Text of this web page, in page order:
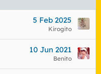
5 Feb 2025
Kirogito
10 Jun 2021
Benito